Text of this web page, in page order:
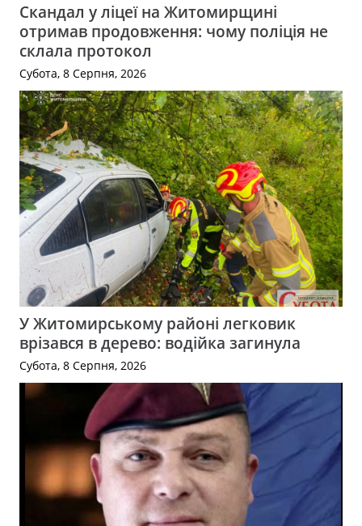
Скандал у ліцеї на Житомирщині
отримав продовження: чому поліція не
склала протокол
Субота, 8 Серпня, 2026
У Житомирському районі легковик
врізався в дерево: водійка загинула
Субота, 8 Серпня, 2026